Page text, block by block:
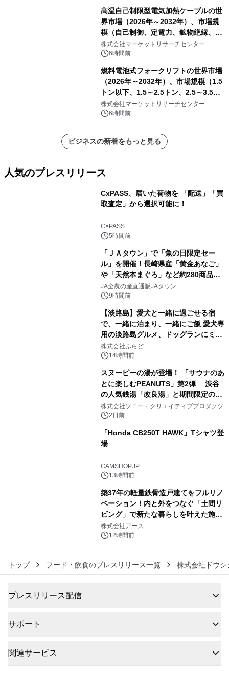
高温自己制限型電気加熱ケーブルの世
界市場（2026年～2032年）、市場規
模（自己制御、定電力、鉱物絶縁、表
皮効果）・分析レポートを発表
株式会社マーケットリサーチセンター
6時間前
燃料電池式フォークリフトの世界市場
（2026年～2032年）、市場規模（1.5
トン以下、1.5～2.5トン、2.5～3.5ト
ン、3.5～5.0トン、その他）・分析レ
ポートを発表
株式会社マーケットリサーチセンター
6時間前
ビジネスの新着をもっと見る
人気のプレスリリース
CxPASS、届いた荷物を 「配送」「買
取査定」から選択可能に！
C×PASS
5時間前
「ＪＡタウン」で「魚の日限定セー
ル」を開催！長崎県産「黄金あなご」
や「天然本まぐろ」など約280商品を
販売！～毎月１０日の定例企画～
JA全農の産直通販JAタウン
9時間前
【淡路島】愛犬と一緒に過ごせる宿
で、一緒に泊まり、一緒にご飯 愛犬専
用の淡路島グルメ、ドッグランにミニ
プール グランピングとトレーラーハウ
スの2施設で
株式会社ぷらど
14時間前
スヌーピーの湯が登場！ 「サウナのあ
とに楽しむPEANUTS」第2弾 渋谷
の人気銭湯「改良湯」と期間限定のコ
ラボレーション サウナイキタイコラ
ボグッズも発売決定！
株式会社ソニー・クリエイティブプロダクツ
2日前
「Honda CB250T HAWK」Tシャツ登
場
CAMSHOP.JP
13時間前
築37年の軽量鉄骨造戸建てをフルリノ
ベーション！内と外をつなぐ「土間リ
ビング」で新たな暮らしを叶えた施工
事例を株式会社アースが公開
株式会社アース
12時間前
トップ フード・飲食のプレスリリース一覧 株式会社ドウシ
プレスリリース配信
サポート
関連サービス